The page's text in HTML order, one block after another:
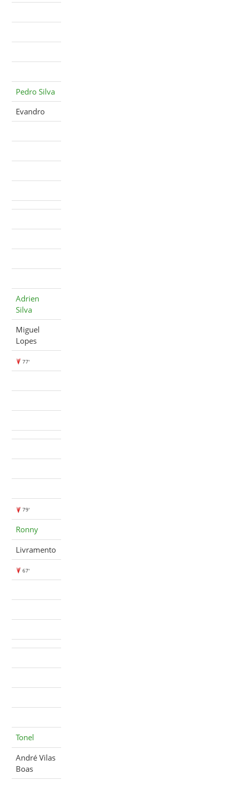
Pedro Silva
Evandro
Adrien
Silva
Miguel
Lopes
77'
79'
Ronny
Livramento
67'
Tonel
André Vilas
Boas